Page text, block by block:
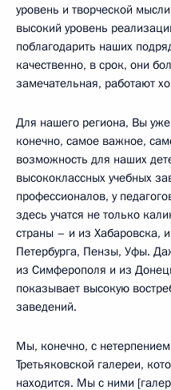
уровень и творческой
высокий уровень
поблагодарить наших
качественно, в срок, они
замечательная, работают
Для нашего региона, Вы
конечно, самое важное,
возможность для наших
высококлассных учебных
профессионалов, у
здесь учатся не только
страны – и из Хабаровска,
Петербурга, Пензы, Уфы.
из Симферополя и из
показывает высокую
заведений.
Мы, конечно, с
Третьяковской галереи,
находится. Мы с ними